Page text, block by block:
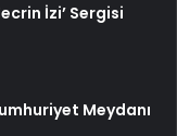
İzi’ Sergisi
Meydanı